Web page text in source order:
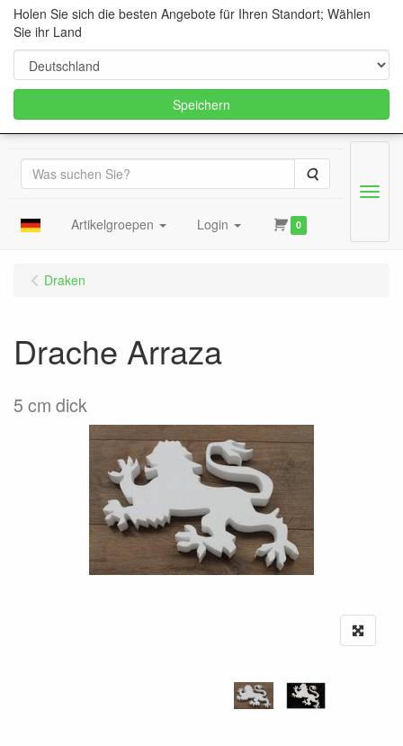
Suche
Artikelgroepen Login 0
Menu
Draken
Drache Arraza
5 cm dick
Holen Sie sich die besten Angebote für Ihren Standort; Wählen
Sie ihr Land
Speichern